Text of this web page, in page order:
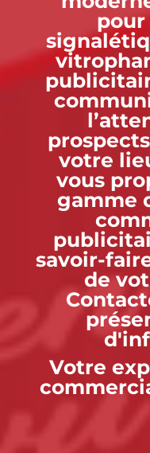
pour
votre
vous
gamme
savoir-
de
Votre